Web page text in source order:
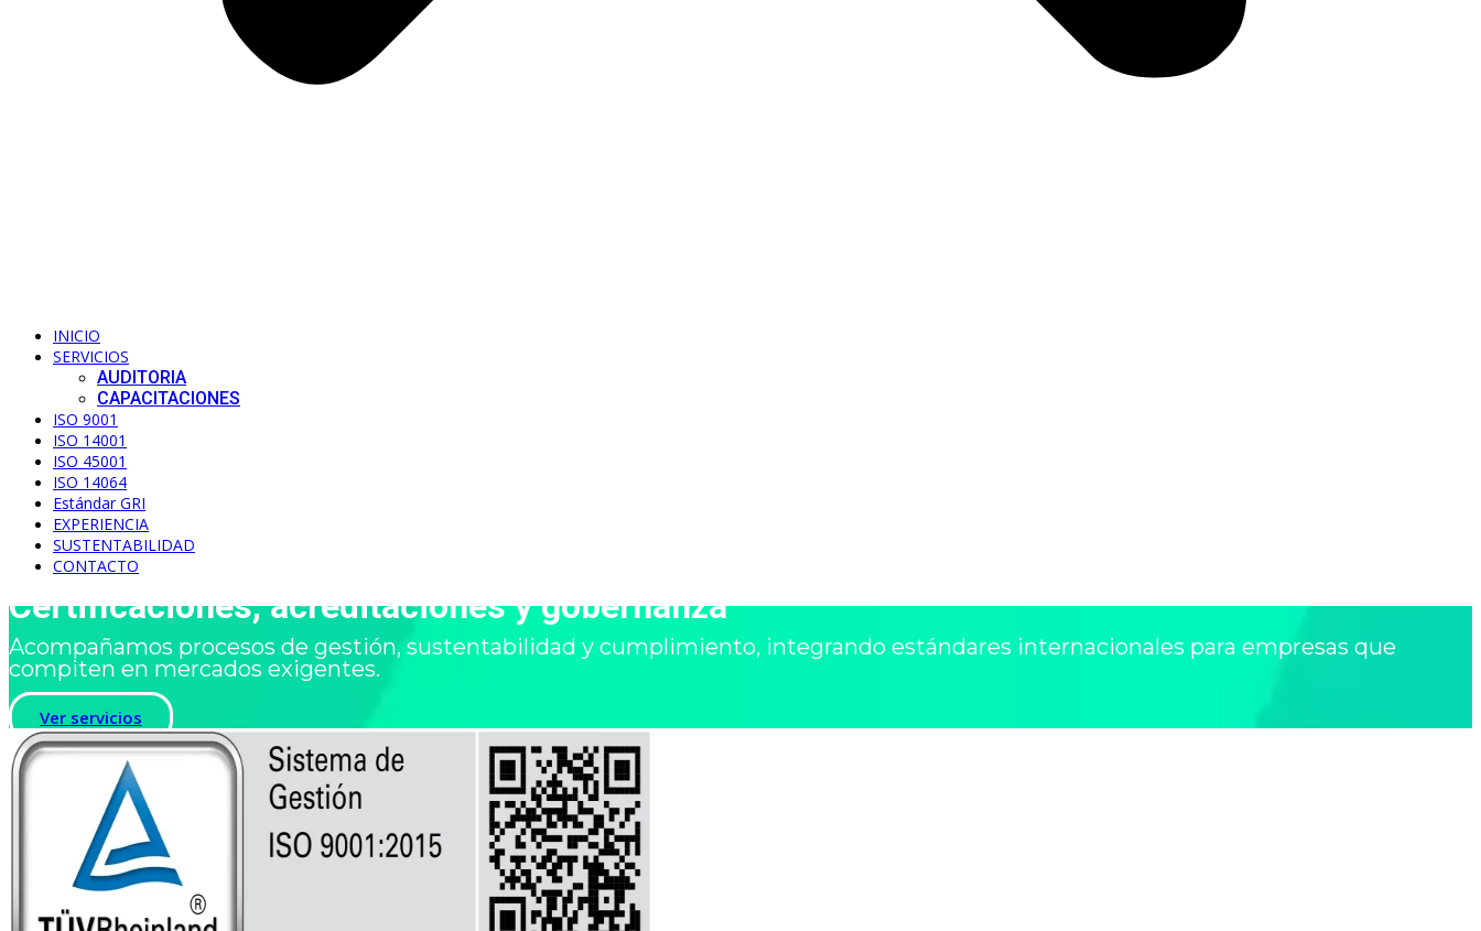
INICIO
SERVICIOS
AUDITORIA
CAPACITACIONES
ISO 9001
ISO 14001
ISO 45001
ISO 14064
Estándar GRI
EXPERIENCIA
SUSTENTABILIDAD
CONTACTO
Certificaciones, acreditaciones y gobernanza
Acompañamos procesos de gestión, sustentabilidad y cumplimiento, integrando estándares internacionales para empresas que
compiten en mercados exigentes.
Ver servicios